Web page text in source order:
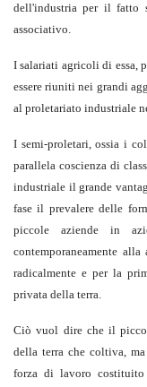
dell'industria per il fatto
associativo.
I salariati agricoli di essa,
essere riuniti nei grandi
al proletariato industriale
I semi-proletari, ossia i
parallela coscienza di
industriale il grande
fase il prevalere delle
piccole aziende in
contemporaneamente
radicalmente e per la
privata della terra.
Ciò vuol dire che il
della terra che coltiva,
forza di lavoro